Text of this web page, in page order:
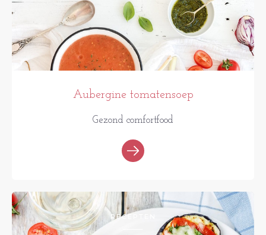
Aubergine tomatensoep
Gezond comfortfood
RECEPTEN